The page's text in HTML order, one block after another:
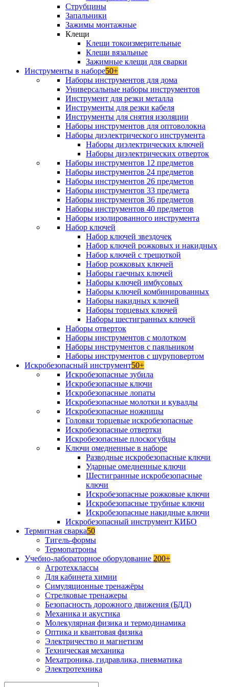
Струбцины
Запальники
Зажимы монтажные
Клещи
Клещи токоизмерительные
Клещи вязальные
Зажимные клещи для сварки
Инструменты в наборе50+
Наборы инструментов для дома
Универсальные наборы инструментов
Инструмент для резки металла
Инструменты для резки кабеля
Инструменты для снятия изоляции
Наборы инструментов для оптоволокна
Наборы диэлектрического инструмента
Наборы диэлектрических ключей
Наборы диэлектрических отверток
Наборы инструментов 12 предметов
Наборы инструментов 24 предметов
Наборы инструментов 26 предметов
Наборы инструментов 33 предмета
Наборы инструментов 36 предметов
Наборы инструментов 40 предметов
Наборы изолированного инструмента
Набор ключей
Набор ключей звездочек
Набор ключей рожковых и накидных
Набор ключей с трещоткой
Набор рожковых ключей
Наборы гаечных ключей
Наборы ключей имбусовых
Наборы ключей комбинированных
Наборы накидных ключей
Наборы торцевых ключей
Наборы шестигранных ключей
Наборы отверток
Наборы инструментов с молотком
Наборы инструментов с паяльником
Наборы инструментов с шуруповертом
Искробезопасный инструмент50+
Искробезопасные зубила
Искробезопасные ключи
Искробезопасные лопаты
Искробезопасные молотки и кувалды
Искробезопасные ножницы
Головки торцевые искробезопасные
Искробезопасные отвертки
Искробезопасные плоскогубцы
Ключи омедненные в наборе
Разводные искробезопасные ключи
Ударные омедненные ключи
Шестигранные искробезопасные
ключи
Искробезопасные рожковые ключи
Искробезопасные трубные ключи
Искробезопасные накидные ключи
Искробезопасный инструмент КИБО
Термитная сварка50
Тигель-формы
Термопатроны
Учебно-лабораторное оборудование 200+
Агротехклассы
Для кабинета химии
Симуляционные тренажёры
Стрелковые тренажеры
Безопасность дорожного движения (БДД)
Механика и акустика
Молекулярная физика и термодинамика
Оптика и квантовая физика
Электричество и магнетизм
Техническая механика
Мехатроника, гидравлика, пневматика
Электротехника